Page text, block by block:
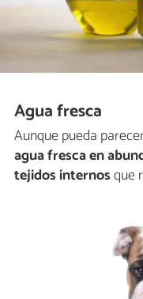
Agua fresca
Aunque pueda
agua fresca en
tejidos internosque